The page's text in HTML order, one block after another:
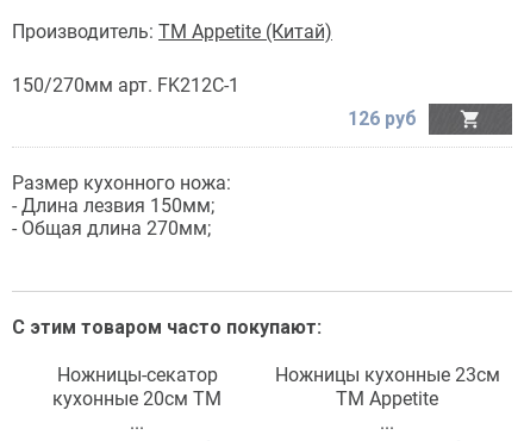
Производитель: TM Appetite (Китай)
150/270мм арт. FK212C-1

126 руб
Размер кухонного ножа:
- Длина лезвия 150мм;
- Общая длина 270мм;
С этим товаром часто покупают:
Ножницы-секатор
кухонные 20см ТМ
Appetite
...
Ножницы кухонные 23см
ТМ Appetite
...